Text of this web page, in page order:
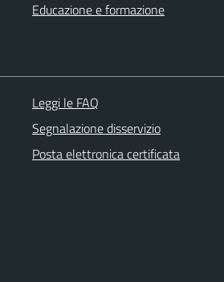
Educazione e formazione
Leggi le FAQ
Segnalazione disservizio
Posta elettronica certificata